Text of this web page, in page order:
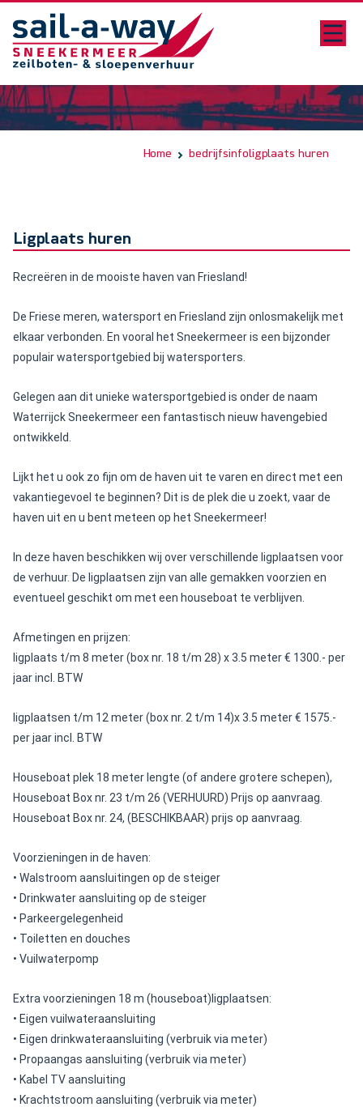
Home bedrijfsinfoligplaats huren
Ligplaats huren
Recreëren in de mooiste haven van Friesland!
De Friese meren, watersport en Friesland zijn onlosmakelijk met
elkaar verbonden. En vooral het Sneekermeer is een bijzonder
populair watersportgebied bij watersporters.
Gelegen aan dit unieke watersportgebied is onder de naam
Waterrijck Sneekermeer een fantastisch nieuw havengebied
ontwikkeld.
Lijkt het u ook zo fijn om de haven uit te varen en direct met een
vakantiegevoel te beginnen? Dit is de plek die u zoekt, vaar de
haven uit en u bent meteen op het Sneekermeer!
In deze haven beschikken wij over verschillende ligplaatsen voor
de verhuur. De ligplaatsen zijn van alle gemakken voorzien en
eventueel geschikt om met een houseboat te verblijven.
Afmetingen en prijzen:
ligplaats t/m 8 meter (box nr. 18 t/m 28) x 3.5 meter € 1300.- per
jaar incl. BTW
ligplaatsen t/m 12 meter (box nr. 2 t/m 14)x 3.5 meter € 1575.-
per jaar incl. BTW
Houseboat plek 18 meter lengte (of andere grotere schepen),
Houseboat Box nr. 23 t/m 26 (VERHUURD) Prijs op aanvraag.
Houseboat Box nr. 24, (BESCHIKBAAR) prijs op aanvraag.
Voorzieningen in de haven:
• Walstroom aansluitingen op de steiger
• Drinkwater aansluiting op de steiger
• Parkeergelegenheid
• Toiletten en douches
• Vuilwaterpomp
Extra voorzieningen 18 m (houseboat)ligplaatsen:
• Eigen vuilwateraansluiting
• Eigen drinkwateraansluiting (verbruik via meter)
• Propaangas aansluiting (verbruik via meter)
• Kabel TV aansluiting
• Krachtstroom aansluiting (verbruik via meter)